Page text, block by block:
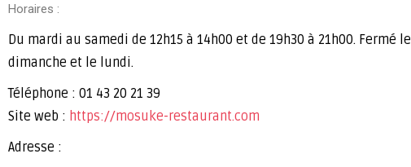
Horaires :
Du mardi au samedi de 12h15 à 14h00 et de 19h30 à 21h00. Fermé le
dimanche et le lundi.
Téléphone : 01 43 20 21 39
Site web : https://mosuke-restaurant.com
Adresse :